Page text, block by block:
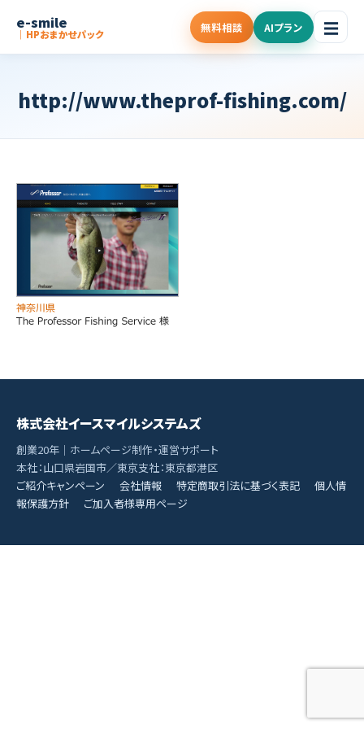
e-smile
｜HPおまかせパック 無料相談 AIプラン ☰
http://www.theprof-fishing.com/
株式会社イースマイルシステムズ
創業20年｜ホームページ制作・運営サポート
本社：山口県岩国市／東京支社：東京都港区
ご紹介キャンペーン
会社情報 特定商取引法に基づく表記
個人情
報保護方針
ご加入者様専用ページ